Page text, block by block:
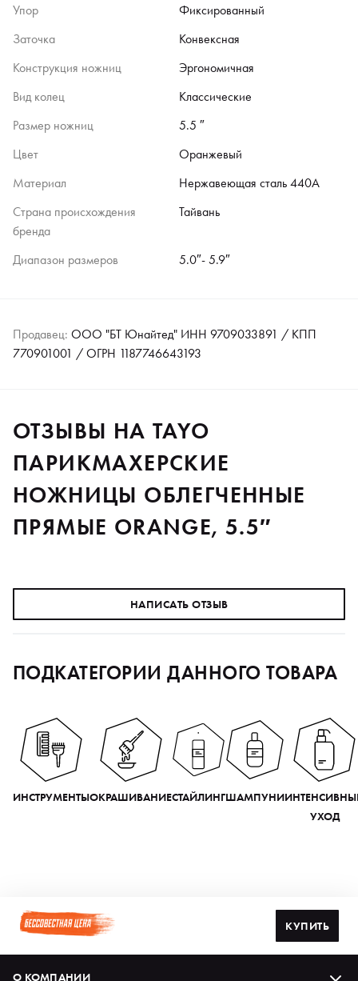
Упор
Фиксированный
Заточка
Конвексная
Конструкция ножниц
Эргономичная
Вид колец
Классические
Размер ножниц
5.5 ″
Цвет
Оранжевый
Материал
Нержавеющая сталь 440А
Страна происхождения
бренда
Тайвань
Диапазон размеров 5.0″- 5.9″
Продавец: ООО "БТ Юнайтед" ИНН 9709033891 / КПП
770901001 / ОГРН 1187746643193
ОТЗЫВЫ НА TAYO
ПАРИКМАХЕРСКИЕ
НОЖНИЦЫ ОБЛЕГЧЕННЫЕ
ПРЯМЫЕ ORANGE, 5.5″
НАПИСАТЬ ОТЗЫВ
ПОДКАТЕГОРИИ ДАННОГО ТОВАРА
ИНСТРУМЕНТЫОКРАШИВАНИЕСТАЙЛИНГШАМПУНИ
УХОД
КУПИТЬ
О КОМПАНИИ